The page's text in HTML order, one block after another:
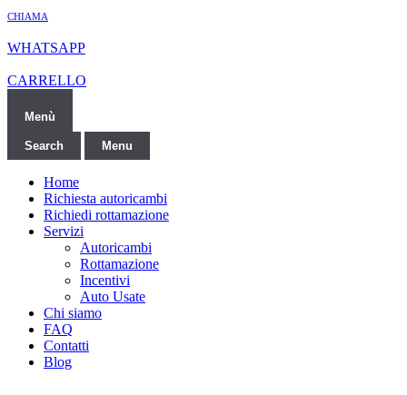
CHIAMA
WHATSAPP
CARRELLO
Menù
Search Menu
Home
Richiesta autoricambi
Richiedi rottamazione
Servizi
Autoricambi
Rottamazione
Incentivi
Auto Usate
Chi siamo
FAQ
Contatti
Blog